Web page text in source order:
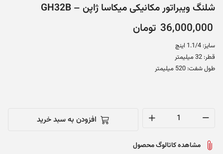
شلنگ ویبراتور مکانیکی میکاسا ژاپن – GH32B
36,000,000 تومان
سایز: 1.1/4 اینچ
قطر: 32 میلیمتر
طول شفت: 520 میلیمتر
مکانیکی
افزودن به سبد خرید
مشاهده کاتالوگ محصول